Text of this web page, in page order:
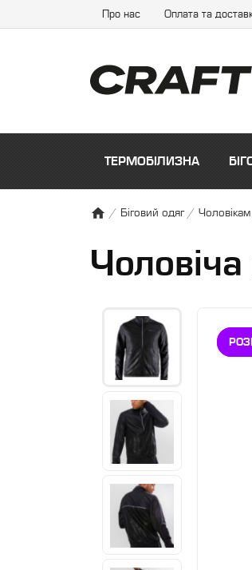
Про нас Оплата та
ТЕРМОБІЛИЗНА
/ Біговий одяг / Чоловікам